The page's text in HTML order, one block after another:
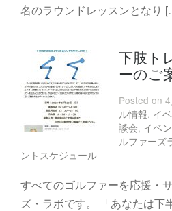
名のラウンドレッスンとなり
下肢ト
ーのご
Posted on
ル情報, イ
談会, イベ
ルファーズ
ントスケジュール
すべてのゴルファーを応援・
ズ・ラボです。 「あなたは下